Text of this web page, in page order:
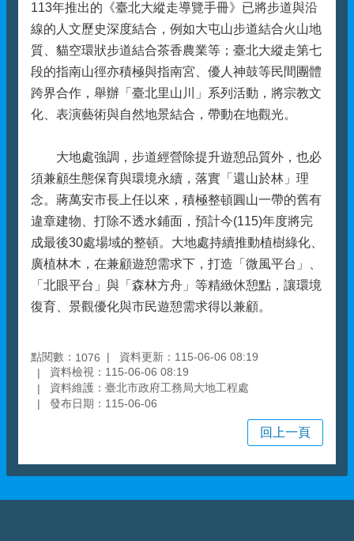
113年推出的《臺北大縱走導覽手冊》已將步道與沿
線的人文歷史深度結合，例如大屯山步道結合火山地
質、貓空環狀步道結合茶香農業等；臺北大縱走第七
段的指南山徑亦積極與指南宮、優人神鼓等民間團體
跨界合作，舉辦「臺北里山川」系列活動，將宗教文
化、表演藝術與自然地景結合，帶動在地觀光。
大地處強調，步道經營除提升遊憩品質外，也必
須兼顧生態保育與環境永續，落實「還山於林」理
念。蔣萬安市長上任以來，積極整頓圓山一帶的舊有
違章建物、打除不透水鋪面，預計今(115)年度將完
成最後30處場域的整頓。大地處持續推動植樹綠化、
廣植林木，在兼顧遊憩需求下，打造「微風平台」、
「北眼平台」與「森林方舟」等精緻休憩點，讓環境
復育、景觀優化與市民遊憩需求得以兼顧。
點閱數： 1076
資料更新：115-06-06 08:19
資料檢視：115-06-06 08:19
資料維護：臺北市政府工務局大地工程處
發布日期：115-06-06
回上一頁